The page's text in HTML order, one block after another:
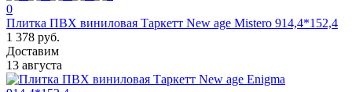
0
Плитка ПВХ виниловая Таркетт New age Mistero 914,4*152,4
1 378 руб.
Доставим
13 августа